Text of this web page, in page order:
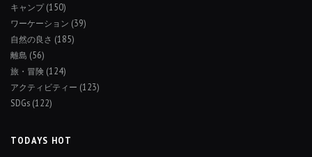
キャンプ(150)
ワーケーション (39)
自然の良さ (185)
離島 (56)
旅・冒険 (124)
アクティビティー (123)
SDGs (122)
TODAYS HOT